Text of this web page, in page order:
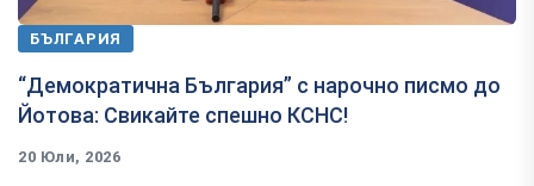
БЪЛГАРИЯ
“Демократична България” с нарочно писмо до
Йотова: Свикайте спешно КСНС!
20 Юли, 2026